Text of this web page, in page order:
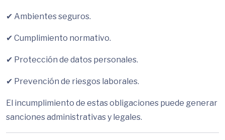
✔ Ambientes seguros.
✔ Cumplimiento normativo.
✔ Protección de datos personales.
✔ Prevención de riesgos laborales.
El incumplimiento de estas obligaciones puede generar
sanciones administrativas y legales.